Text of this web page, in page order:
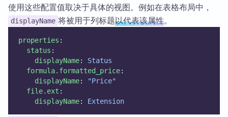
使用这些配置值取决于具体的视图。例如在表格布局中，
displayName 将被用于列标题以代表该属性。
properties :
status :
displayName: Status
formula.formatted_price:
displayName:
"Price"
file.ext :
displayName: Extension